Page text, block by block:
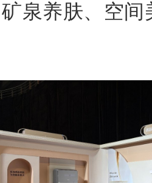
泉养肤、空